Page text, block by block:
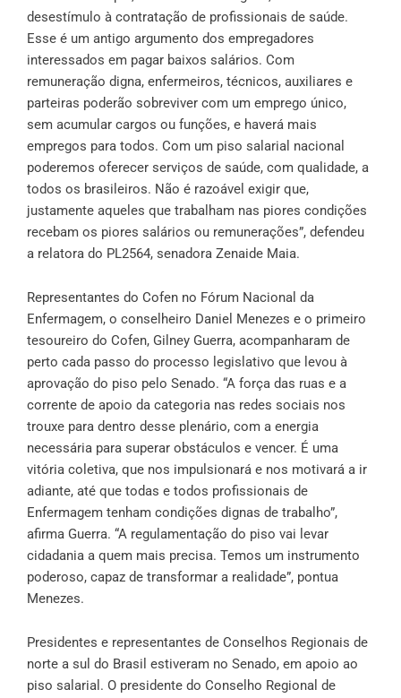
desestímulo à contratação de profissionais de saúde.
Esse é um antigo argumento dos empregadores
interessados em pagar baixos salários. Com
remuneração digna, enfermeiros, técnicos, auxiliares e
parteiras poderão sobreviver com um emprego único,
sem acumular cargos ou funções, e haverá mais
empregos para todos. Com um piso salarial nacional
poderemos oferecer serviços de saúde, com qualidade, a
todos os brasileiros. Não é razoável exigir que,
justamente aqueles que trabalham nas piores condições
recebam os piores salários ou remunerações”, defendeu
a relatora do PL2564, senadora Zenaide Maia.
Representantes do Cofen no Fórum Nacional da
Enfermagem, o conselheiro Daniel Menezes e o primeiro
tesoureiro do Cofen, Gilney Guerra, acompanharam de
perto cada passo do processo legislativo que levou à
aprovação do piso pelo Senado. “A força das ruas e a
corrente de apoio da categoria nas redes sociais nos
trouxe para dentro desse plenário, com a energia
necessária para superar obstáculos e vencer. É uma
vitória coletiva, que nos impulsionará e nos motivará a ir
adiante, até que todas e todos profissionais de
Enfermagem tenham condições dignas de trabalho”,
afirma Guerra. “A regulamentação do piso vai levar
cidadania a quem mais precisa. Temos um instrumento
poderoso, capaz de transformar a realidade”, pontua
Menezes.
Presidentes e representantes de Conselhos Regionais de
norte a sul do Brasil estiveram no Senado, em apoio ao
piso salarial. O presidente do Conselho Regional de